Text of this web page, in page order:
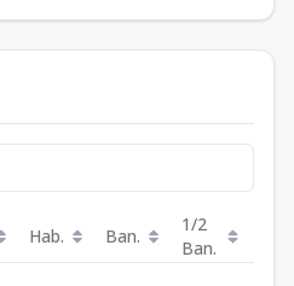
Hab. Ban.
1/2
Ban.